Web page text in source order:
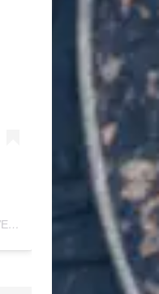
Une publication partagée par KPOP-(A)LIVE (@my_kpopalive)